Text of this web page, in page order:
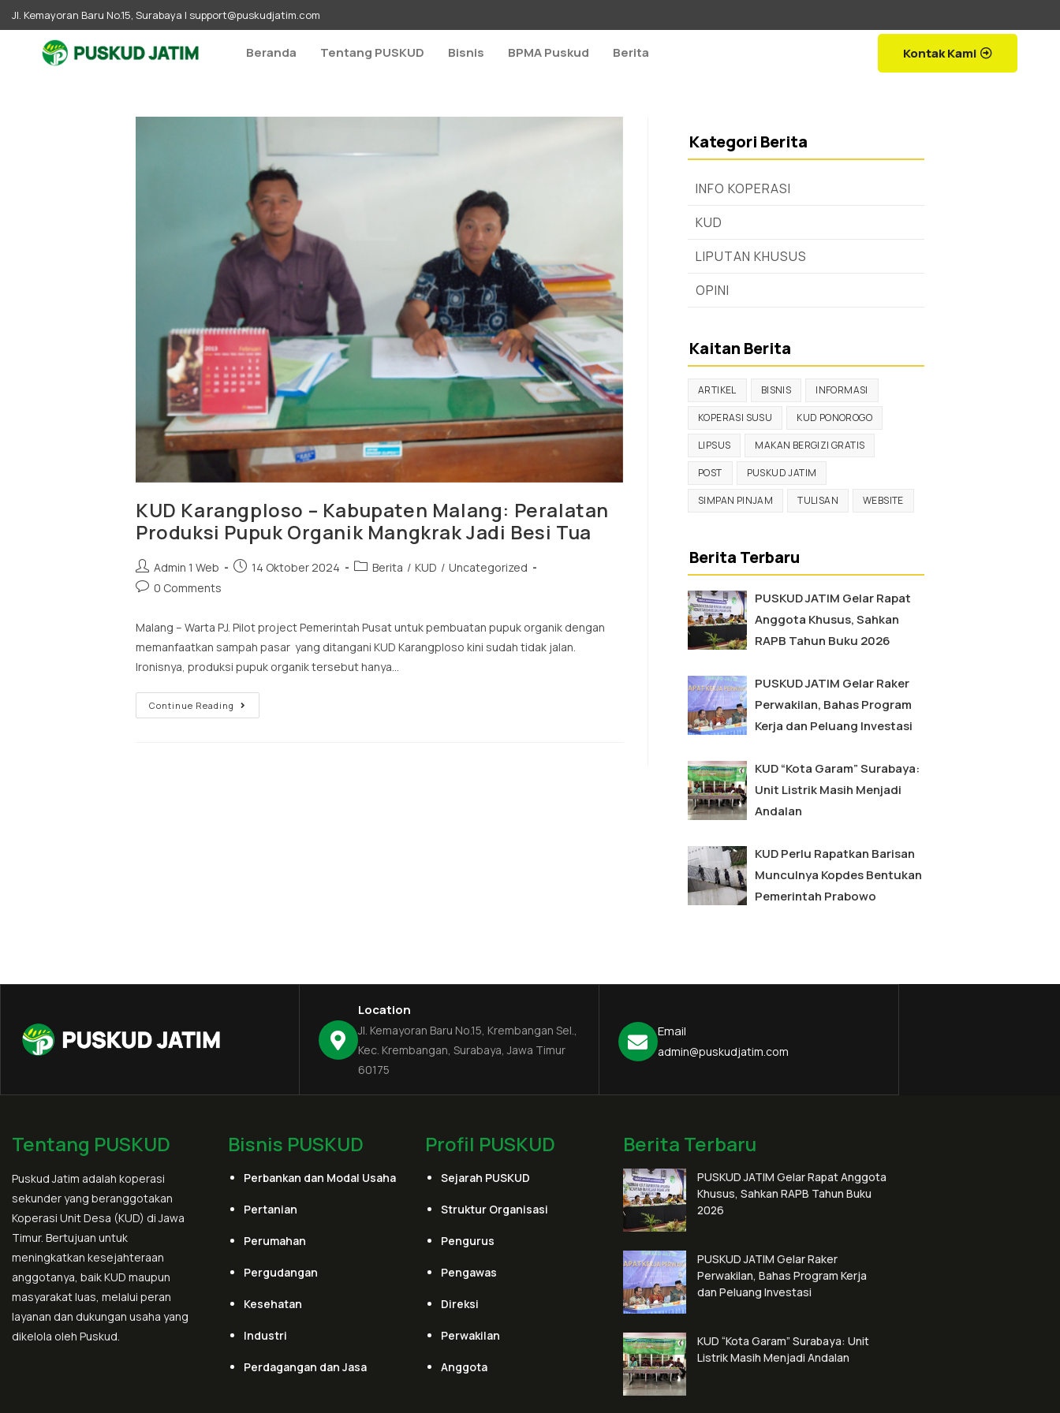
Jl. Kemayoran Baru No.15, Surabaya | support@puskudjatim.com
Beranda Tentang PUSKUD Bisnis BPMA Puskud Berita Kontak Kami
KUD Karangploso – Kabupaten Malang: Peralatan
Produksi Pupuk Organik Mangkrak Jadi Besi Tua
Admin 1 Web 14 Oktober 2024 Berita / KUD / Uncategorized
0 Comments
Malang – Warta PJ. Pilot project Pemerintah Pusat untuk pembuatan pupuk organik dengan
memanfaatkan sampah pasar yang ditangani KUD Karangploso kini sudah tidak jalan.
Ironisnya, produksi pupuk organik tersebut hanya…
Continue Reading
Kategori Berita
INFO KOPERASI
KUD
LIPUTAN KHUSUS
OPINI
Kaitan Berita
ARTIKEL BISNIS INFORMASI
KOPERASI SUSU KUD PONOROGO
LIPSUS MAKAN BERGIZI GRATIS
POST PUSKUD JATIM
SIMPAN PINJAM TULISAN WEBSITE
Berita Terbaru
PUSKUD JATIM Gelar Rapat
Anggota Khusus, Sahkan
RAPB Tahun Buku 2026
PUSKUD JATIM Gelar Raker
Perwakilan, Bahas Program
Kerja dan Peluang Investasi
KUD “Kota Garam” Surabaya:
Unit Listrik Masih Menjadi
Andalan
KUD Perlu Rapatkan Barisan
Munculnya Kopdes Bentukan
Pemerintah Prabowo
Location
Jl. Kemayoran Baru No.15, Krembangan Sel.,
Kec. Krembangan, Surabaya, Jawa Timur
60175
Email
admin@puskudjatim.com
Tentang PUSKUD
Puskud Jatim adalah koperasi
sekunder yang beranggotakan
Koperasi Unit Desa (KUD) di Jawa
Timur. Bertujuan untuk
meningkatkan kesejahteraan
anggotanya, baik KUD maupun
masyarakat luas, melalui peran
layanan dan dukungan usaha yang
dikelola oleh Puskud.
Bisnis PUSKUD
Perbankan dan Modal Usaha
Pertanian
Perumahan
Pergudangan
Kesehatan
Industri
Perdagangan dan Jasa
Profil PUSKUD
Sejarah PUSKUD
Struktur Organisasi
Pengurus
Pengawas
Direksi
Perwakilan
Anggota
Berita Terbaru
PUSKUD JATIM Gelar Rapat Anggota
Khusus, Sahkan RAPB Tahun Buku
2026
PUSKUD JATIM Gelar Raker
Perwakilan, Bahas Program Kerja
dan Peluang Investasi
KUD “Kota Garam” Surabaya: Unit
Listrik Masih Menjadi Andalan